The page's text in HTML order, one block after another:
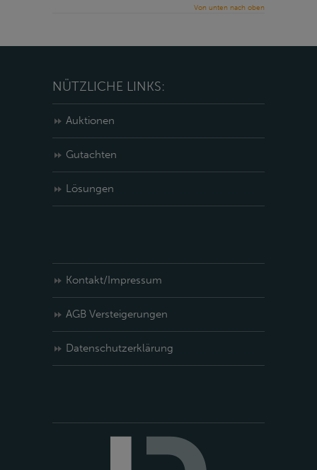
Von unten nach oben
NÜTZLICHE LINKS:
Auktionen
Gutachten
Lösungen
Kontakt/Impressum
AGB Versteigerungen
Datenschutzerklärung